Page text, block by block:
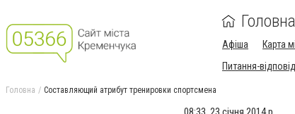
Головна
Афіша Карта
Питання-
Головна Составляющий атрибут тренировки спортсмена